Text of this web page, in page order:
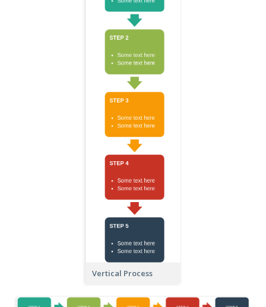
Vertical Process